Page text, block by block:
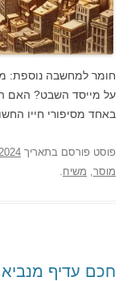
חומר למחשבה נוספת:
על מייסד השבט? האם
באחד מסיפורי חייו
פוסט פורסם בתאריך
מוסר משיח
חכם עדיף